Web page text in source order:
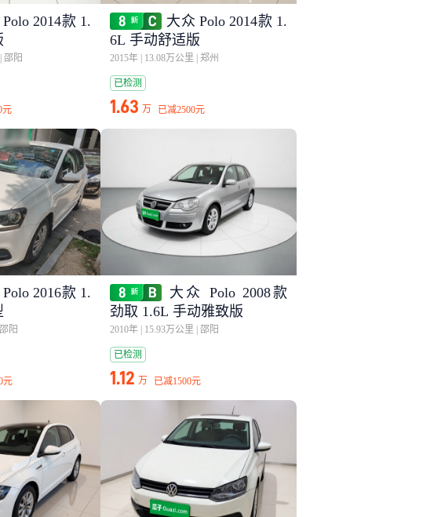
2014款 1.
邵阳
元
大众 Polo 2014款 1.
6L 手动舒适版
2015年 13.08万公里 郑州
已检测
1.63 万 已减2500元
2016款 1.
邵阳
元
大众 Polo 2008款
劲取 1.6L 手动雅致版
2010年 15.93万公里 邵阳
已检测
1.12 万 已减1500元